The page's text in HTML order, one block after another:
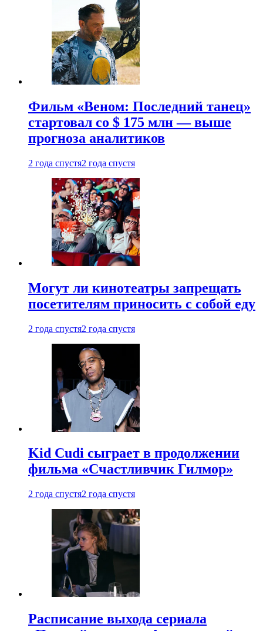
Фильм «Веном: Последний танец»
стартовал со $ 175 млн — выше
прогноза аналитиков
2 года спустя2 года спустя
Могут ли кинотеатры запрещать
посетителям приносить с собой еду
2 года спустя2 года спустя
Kid Cudi сыграет в продолжении
фильма «Счастливчик Гилмор»
2 года спустя2 года спустя
Расписание выхода сериала